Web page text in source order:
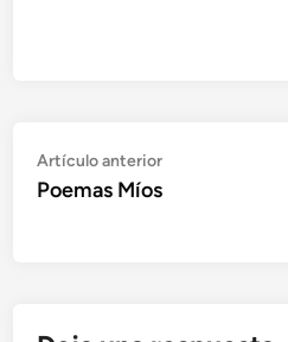
Navegación
de
Artículo anteriorArtículo
anterior:
Poemas Míos